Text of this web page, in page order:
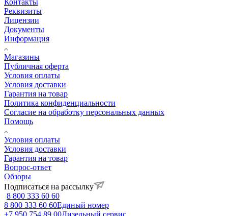
Реквизиты
Лицензии
Документы
Информация
Магазины
Публичная оферта
Условия оплаты
Условия доставки
Гарантия на товар
Политика конфиденциальности
Согласие на обработку персональных данных
Помощь
Условия оплаты
Условия доставки
Гарантия на товар
Вопрос-ответ
Обзоры
Подписаться на рассылку
8 800 333 60 60
8 800 333 60 60Единый номер
+7 950 754 89 00Дизельный сервис